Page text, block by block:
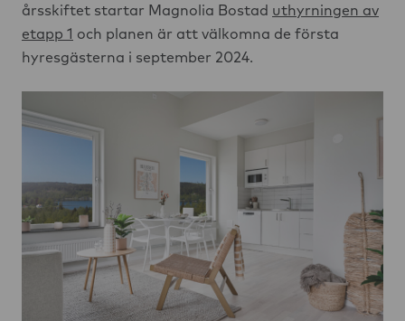
årsskiftet startar Magnolia Bostad uthyrningen av
etapp 1 och planen är att välkomna de första
hyresgästerna i september 2024.